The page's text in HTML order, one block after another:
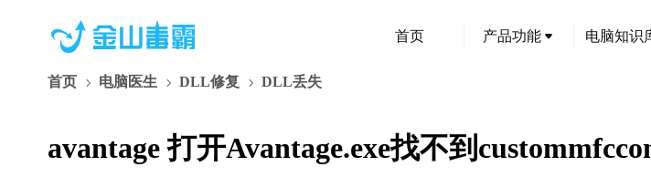
首页 产品功能 电脑知识
首页 电脑医生 DLL修复 DLL丢失
avantage 打开Avantage.exe找不到